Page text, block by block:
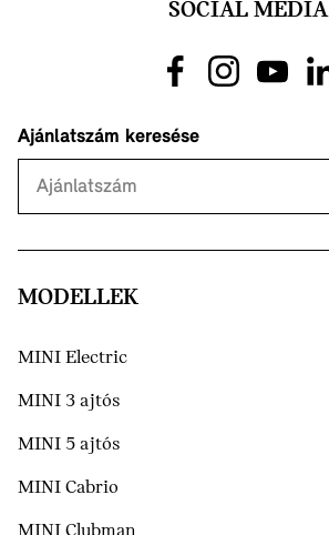
SOCIAL MÉDIA
Ajánlatszám keresése
MODELLEK
MINI Electric
MINI 3 ajtós
MINI 5 ajtós
MINI Cabrio